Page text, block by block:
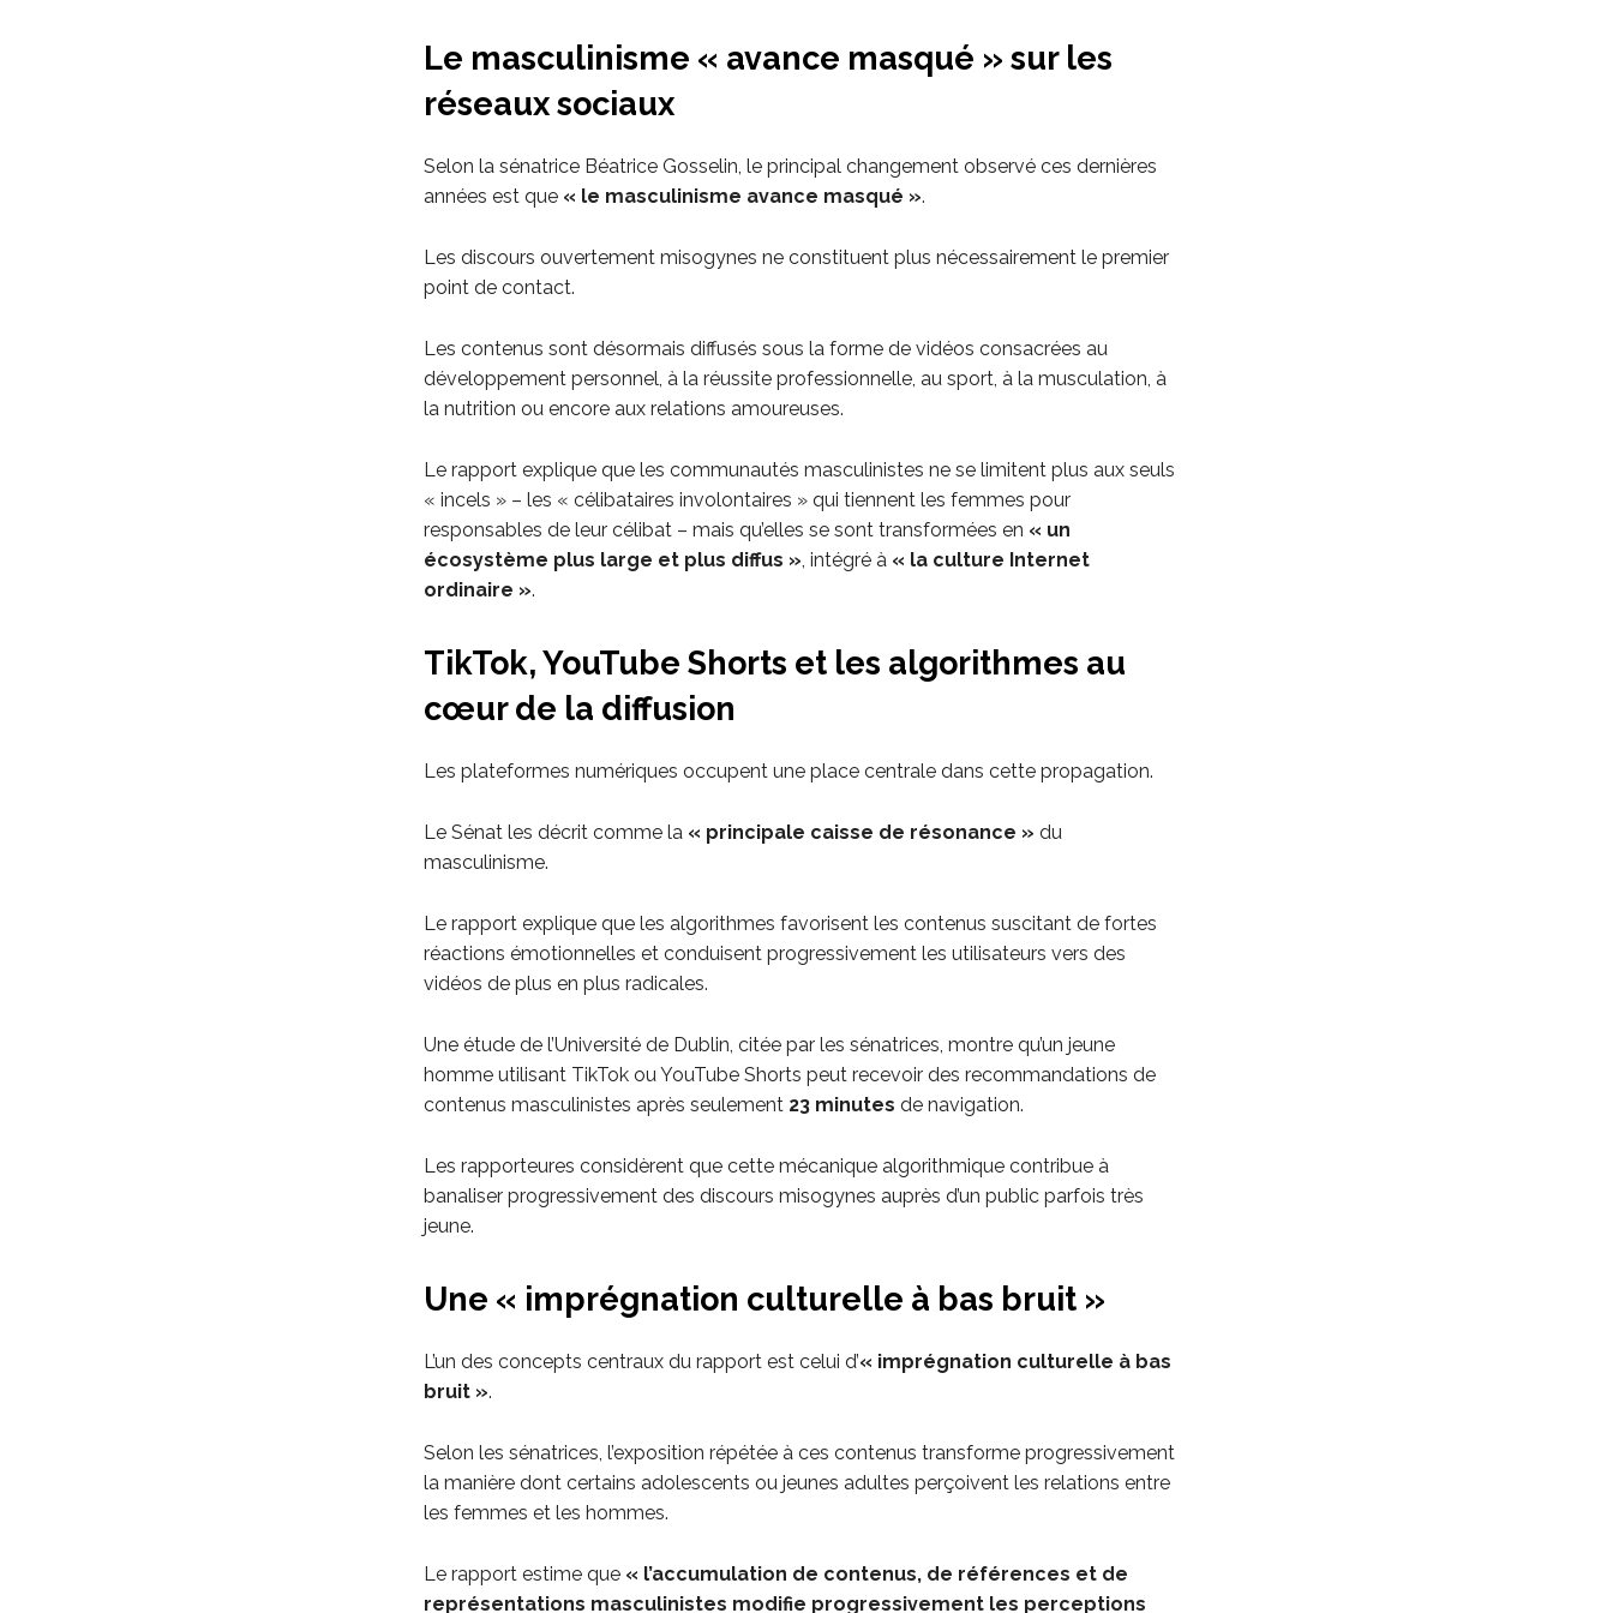
Le masculinisme « avance masqué » sur les
réseaux sociaux
Selon la sénatrice Béatrice Gosselin, le principal changement observé ces dernières
années est que « le masculinisme avance masqué ».
Les discours ouvertement misogynes ne constituent plus nécessairement le premier
point de contact.
Les contenus sont désormais diffusés sous la forme de vidéos consacrées au
développement personnel, à la réussite professionnelle, au sport, à la musculation, à
la nutrition ou encore aux relations amoureuses.
Le rapport explique que les communautés masculinistes ne se limitent plus aux seuls
« incels » – les « célibataires involontaires » qui tiennent les femmes pour
responsables de leur célibat – mais qu’elles se sont transformées en « un
écosystème plus large et plus diffus », intégré à « la culture Internet
ordinaire ».
TikTok, YouTube Shorts et les algorithmes au
cœur de la diffusion
Les plateformes numériques occupent une place centrale dans cette propagation.
Le Sénat les décrit comme la « principale caisse de résonance » du
masculinisme.
Le rapport explique que les algorithmes favorisent les contenus suscitant de fortes
réactions émotionnelles et conduisent progressivement les utilisateurs vers des
vidéos de plus en plus radicales.
Une étude de l’Université de Dublin, citée par les sénatrices, montre qu’un jeune
homme utilisant TikTok ou YouTube Shorts peut recevoir des recommandations de
contenus masculinistes après seulement 23 minutes de navigation.
Les rapporteures considèrent que cette mécanique algorithmique contribue à
banaliser progressivement des discours misogynes auprès d’un public parfois très
jeune.
Une « imprégnation culturelle à bas bruit »
L’un des concepts centraux du rapport est celui d’« imprégnation culturelle à bas
bruit ».
Selon les sénatrices, l’exposition répétée à ces contenus transforme progressivement
la manière dont certains adolescents ou jeunes adultes perçoivent les relations entre
les femmes et les hommes.
Le rapport estime que « l’accumulation de contenus, de références et de
représentations masculinistes modifie progressivement les perceptions